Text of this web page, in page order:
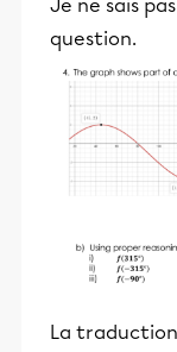
Je ne sais
question.
La